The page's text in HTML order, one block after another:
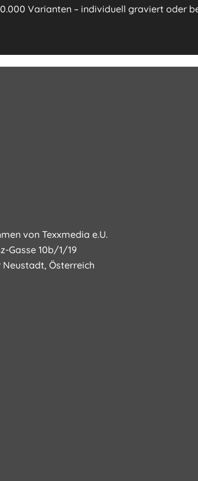
Varianten – individuell graviert oder
von Texxmedia e.U.
Gasse 10b/1/19
Neustadt, Österreich